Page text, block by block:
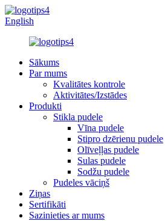
English
Sākums
Par mums
Kvalitātes kontrole
Aktivitātes/Izstādes
Produkti
Stikla pudele
Vīna pudele
Stipro dzērienu pudele
Olīveļļas pudele
Sulas pudele
Sodžu pudele
Pudeles vāciņš
Ziņas
Sertifikāti
Sazinieties ar mums